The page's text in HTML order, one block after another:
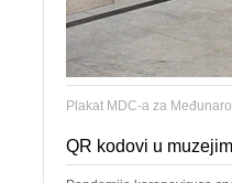
Plakat MDC-a za
QR kodovi u